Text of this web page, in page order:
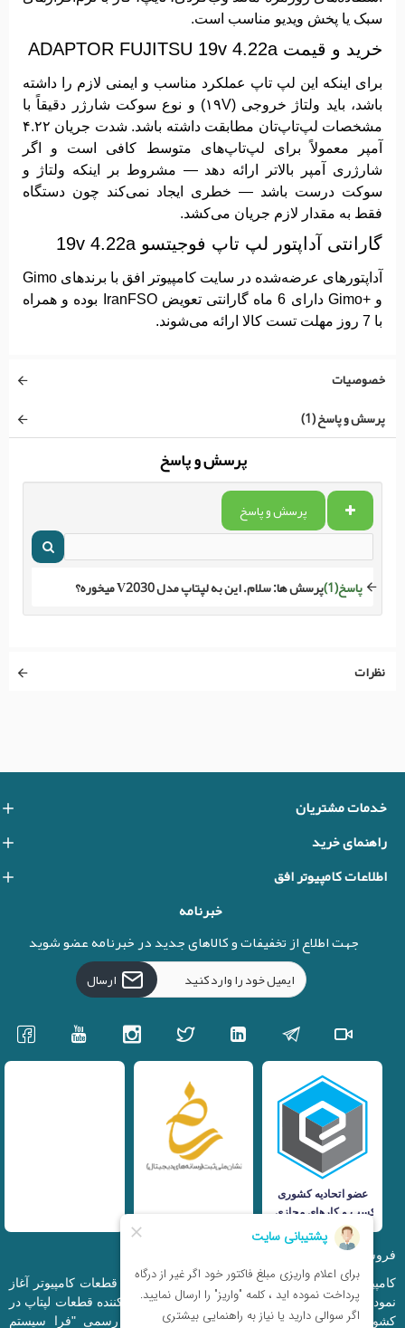
سبک یا پخش ویدیو مناسب است.
خرید و قیمت ADAPTOR FUJITSU 19v 4.22a
برای اینکه این لپ تاپ عملکرد مناسب و ایمنی لازم را داشته
باشد، باید ولتاژ خروجی (۱۹V) و نوع سوکت شارژر دقیقاً با
مشخصات لپ‌تاپ‌تان مطابقت داشته باشد. شدت جریان ۴.۲۲
آمپر معمولاً برای لپ‌تاپ‌های متوسط کافی است و اگر
شارژری آمپر بالاتر ارائه دهد — مشروط بر اینکه ولتاژ و
سوکت درست باشد — خطری ایجاد نمی‌کند چون دستگاه
فقط به مقدار لازم جریان می‌کشد.
گارانتی آداپتور لپ تاپ فوجیتسو 19v 4.22a
آداپتورهای عرضه‌شده در سایت کامپیوتر افق با برندهای Gimo
و +Gimo دارای 6 ماه گارانتی تعویض IranFSO بوده و همراه
با 7 روز مهلت تست کالا ارائه می‌شوند.
خصوصیات
پرسش و پاسخ (1)
پرسش و پاسخ
پرسش و پاسخ
پرسش ها: پاسخ(1)
نظرات
خدمات مشتریان
راهنمای خرید
اطلاعات کامپیوتر افق
خبرنامه
جهت اطلاع از تخفیفات و کالاهای جدید در خبرنامه عضو شوید
ارسال
فروشگاه اینترنتی iranfso (کامپیوتر افق)
کامپیوتر افق، فعالیت خود را از سال 1377 در زمینه قطعات کامپیوتر آغاز
نمود و در حال حاضر به بزرگترین وارد کننده و توزیع کننده قطعات لپتاپ در
کشور تبدیل شده است. این مجموعه که با نام رسمی "فرا سیستم